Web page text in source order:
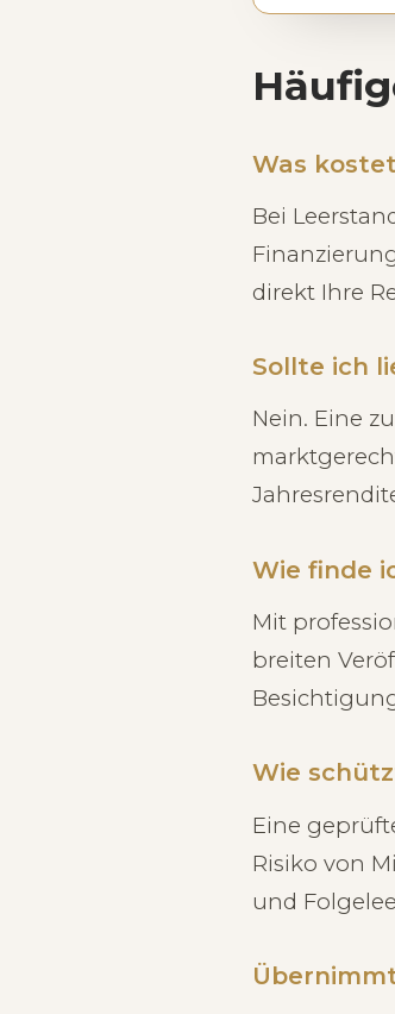
Was
Bei
direkt Ihre
Sollte ich
Nein. Eine
Wie finde
Mit
breiten
Wie
Eine
Risiko von
und